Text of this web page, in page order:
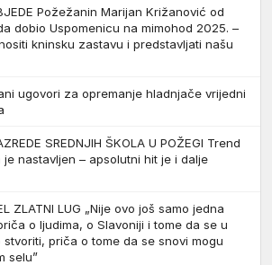
Požežanin Marijan Križanović od
dobio Uspomenicu na mimohod 2025. –
kninsku zastavu i predstavljati našu
ugovori za opremanje hladnjače vrijedni
SREDNJIH ŠKOLA U POŽEGI Trend
nastavljen – apsolutni hit je i dalje
ZLATNI LUG „Nije ovo još samo jedna
o ljudima, o Slavoniji i tome da se u
priča o tome da se snovi mogu
selu”